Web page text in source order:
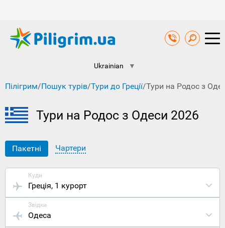
Ukrainian ▼
Пілігрим/Пошук турів/Тури до Греції/Тури на Родос з
Тури на Родос з Одеси 2026
Пакетні Чартери
Куди
Греція, 1 курорт
Звідки
Одеса